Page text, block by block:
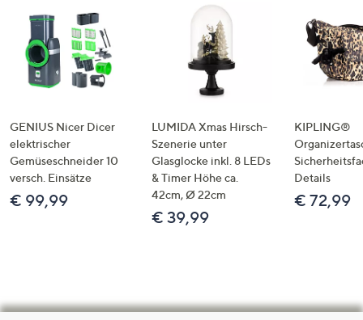
GENIUS Nicer Dicer
elektrischer
Gemüseschneider 10
versch. Einsätze
€ 99,99
LUMIDA Xmas Hirsch-
Szenerie unter
Glasglocke inkl. 8 LEDs
& Timer Höhe ca.
42cm, Ø 22cm
€ 39,99
KIPLING®
Details
€ 72,99